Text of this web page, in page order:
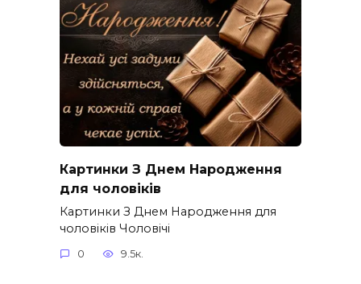
Картинки З Днем Народження
для чоловіків​
Картинки З Днем Народження для
чоловіків​ Чоловічі
0 9.5к.